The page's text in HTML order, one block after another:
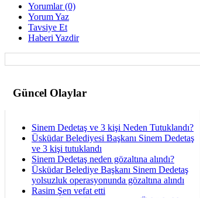
Yorumlar (0)
Yorum Yaz
Tavsiye Et
Haberi Yazdir
Güncel Olaylar
Sinem Dedetaş ve 3 kişi Neden Tutuklandı?
Üsküdar Belediyesi Başkanı Sinem Dedetaş
ve 3 kişi tutuklandı
Sinem Dedetaş neden gözaltına alındı?
Üsküdar Belediye Başkanı Sinem Dedetaş
yolsuzluk operasyonunda gözaltına alındı
Rasim Şen vefat etti